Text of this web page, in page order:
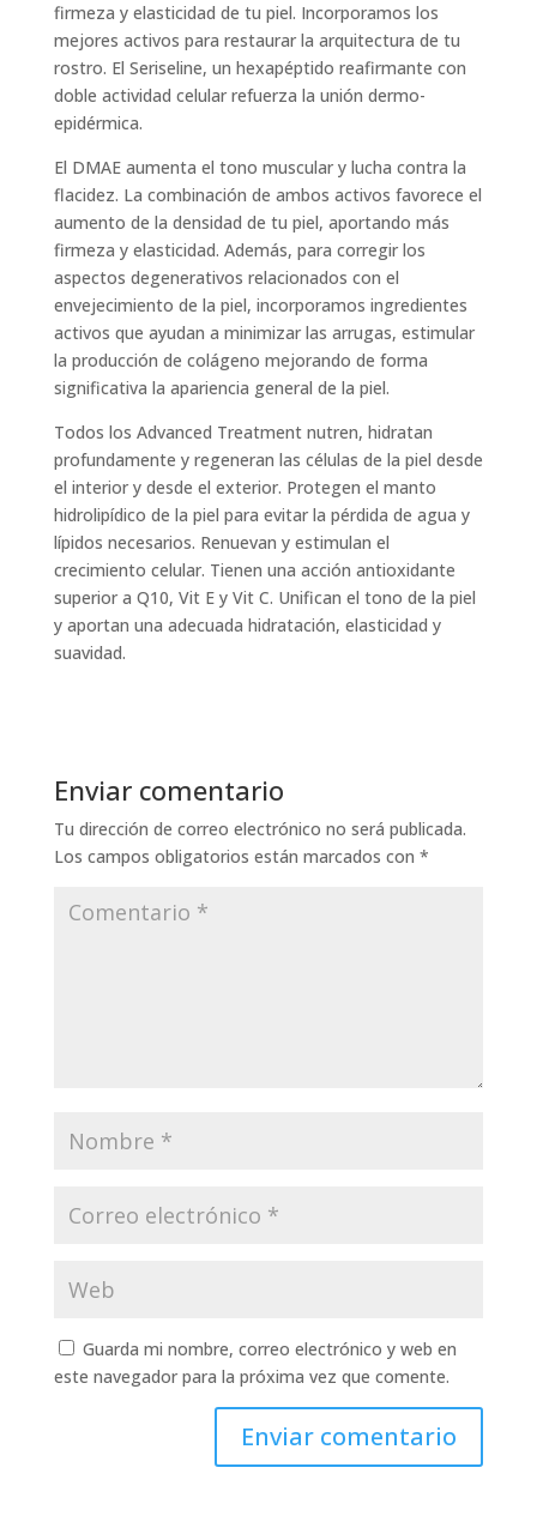
firmeza y elasticidad de tu piel. Incorporamos los
mejores activos para restaurar la arquitectura de tu
rostro. El Seriseline, un hexapéptido reafirmante con
doble actividad celular refuerza la unión dermo-
epidérmica.
El DMAE aumenta el tono muscular y lucha contra la
flacidez. La combinación de ambos activos favorece el
aumento de la densidad de tu piel, aportando más
firmeza y elasticidad. Además, para corregir los
aspectos degenerativos relacionados con el
envejecimiento de la piel, incorporamos ingredientes
activos que ayudan a minimizar las arrugas, estimular
la producción de colágeno mejorando de forma
significativa la apariencia general de la piel.
Todos los Advanced Treatment nutren, hidratan
profundamente y regeneran las células de la piel desde
el interior y desde el exterior. Protegen el manto
hidrolipídico de la piel para evitar la pérdida de agua y
lípidos necesarios. Renuevan y estimulan el
crecimiento celular. Tienen una acción antioxidante
superior a Q10, Vit E y Vit C. Unifican el tono de la piel
y aportan una adecuada hidratación, elasticidad y
suavidad.
Enviar comentario
Tu dirección de correo electrónico no será publicada.
Los campos obligatorios están marcados con *
Guarda mi nombre, correo electrónico y web en
este navegador para la próxima vez que comente.